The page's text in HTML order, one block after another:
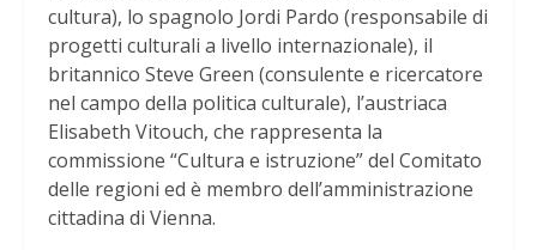
cultura), lo spagnolo Jordi Pardo (responsabile di
progetti culturali a livello internazionale), il
britannico Steve Green (consulente e ricercatore
nel campo della politica culturale), l’austriaca
Elisabeth Vitouch, che rappresenta la
commissione “Cultura e istruzione” del Comitato
delle regioni ed è membro dell’amministrazione
cittadina di Vienna.